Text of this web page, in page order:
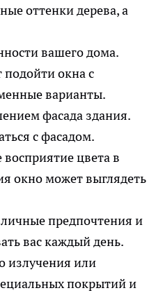
оттенки дерева, а
вашего дома.
подойти окна с
варианты.
фасада здания.
с фасадом.
цвета в
окно может выглядеть
предпочтения и
вас каждый день.
излучения или
покрытий и